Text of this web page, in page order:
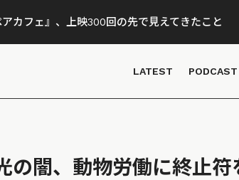
カフェ』、上映300回の先で見えてきたこと
LATEST PODCAST
の闇、動物労働に終止